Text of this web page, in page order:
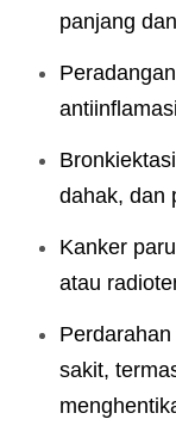
panjang
antiinflamasi
dahak, dan
Kanker
atau
sakit,